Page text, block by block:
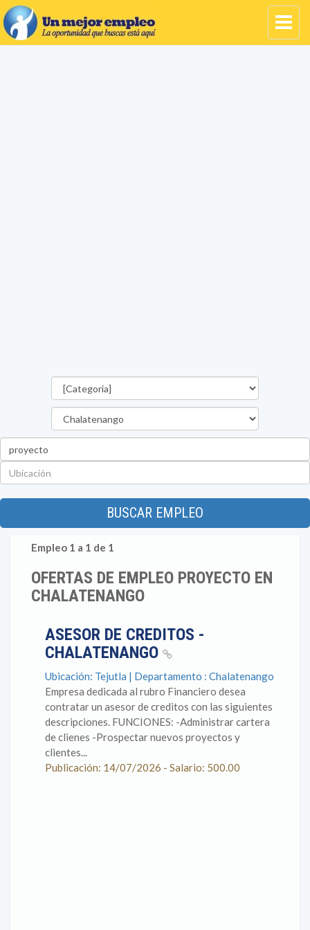
BUSCAR EMPLEO
Empleo 1 a 1 de 1
OFERTAS DE EMPLEO PROYECTO EN
CHALATENANGO
ASESOR DE CREDITOS -
CHALATENANGO
Ubicación: Tejutla | Departamento : Chalatenango
Empresa dedicada al rubro Financiero desea
contratar un asesor de creditos con las siguientes
descripciones. FUNCIONES: -Administrar cartera
de clienes -Prospectar nuevos proyectos y
clientes...
Publicación: 14/07/2026 - Salario: 500.00